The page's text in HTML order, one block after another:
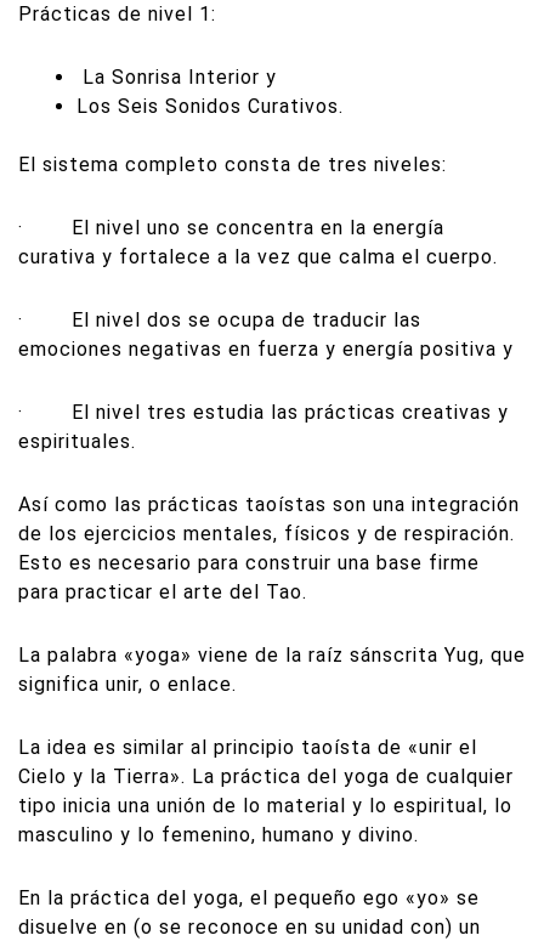
Prácticas de nivel 1:
La Sonrisa Interior y
Los Seis Sonidos Curativos.
El sistema completo consta de tres niveles:
· El nivel uno se concentra en la energía
curativa y fortalece a la vez que calma el cuerpo.
· El nivel dos se ocupa de traducir las
emociones negativas en fuerza y energía positiva y
· El nivel tres estudia las prácticas creativas y
espirituales.
Así como las prácticas taoístas son una integración
de los ejercicios mentales, físicos y de respiración.
Esto es necesario para construir una base firme
para practicar el arte del Tao.
La palabra «yoga» viene de la raíz sánscrita Yug, que
significa unir, o enlace.
La idea es similar al principio taoísta de «unir el
Cielo y la Tierra». La práctica del yoga de cualquier
tipo inicia una unión de lo material y lo espiritual, lo
masculino y lo femenino, humano y divino.
En la práctica del yoga, el pequeño ego «yo» se
disuelve en (o se reconoce en su unidad con) un